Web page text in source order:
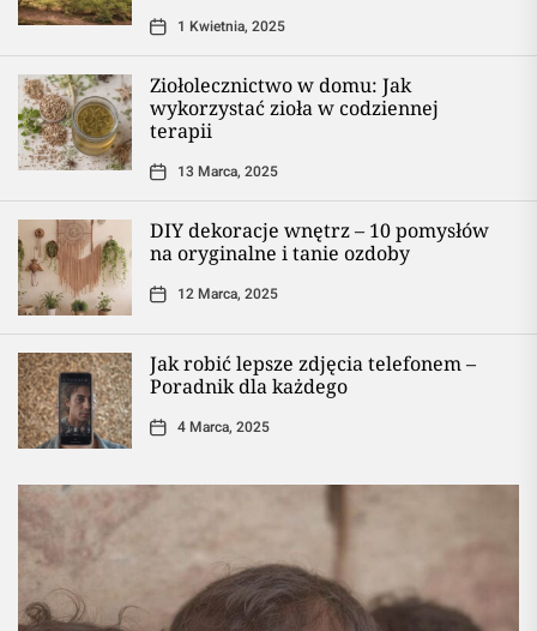
1 Kwietnia, 2025
Ziołolecznictwo w domu: Jak
wykorzystać zioła w codziennej
terapii
13 Marca, 2025
DIY dekoracje wnętrz – 10 pomysłów
na oryginalne i tanie ozdoby
12 Marca, 2025
Jak robić lepsze zdjęcia telefonem –
Poradnik dla każdego
4 Marca, 2025